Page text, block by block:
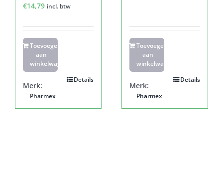
€14,79 incl. btw
Toevoegen
aan
winkelwagen
Details
Merk:
Pharmex
Toevoegen
aan
winkelwagen
Details
Merk:
Pharmex